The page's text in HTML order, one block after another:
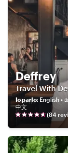
Deffrey
Travel With
Io parlo:English •
中文
(84